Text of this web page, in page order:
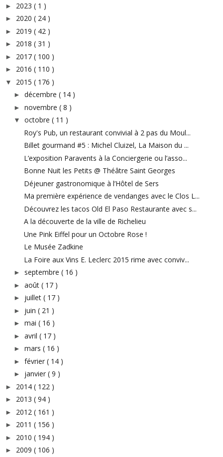
► 2023 ( 1 )
► 2020 ( 24 )
► 2019 ( 42 )
► 2018 ( 31 )
► 2017 ( 100 )
► 2016 ( 110 )
▼ 2015 ( 176 )
► décembre ( 14 )
► novembre ( 8 )
▼ octobre ( 11 )
Roy's Pub, un restaurant convivial à 2 pas du Moul...
Billet gourmand #5 : Michel Cluizel, La Maison du ...
L’exposition Paravents à la Conciergerie ou l’asso...
Bonne Nuit les Petits @ Théâtre Saint Georges
Déjeuner gastronomique à l’Hôtel de Sers
Ma première expérience de vendanges avec le Clos L...
Découvrez les tacos Old El Paso Restaurante avec s...
A la découverte de la ville de Richelieu
Une Pink Eiffel pour un Octobre Rose !
Le Musée Zadkine
La Foire aux Vins E. Leclerc 2015 rime avec conviv...
► septembre ( 16 )
► août ( 17 )
► juillet ( 17 )
► juin ( 21 )
► mai ( 16 )
► avril ( 17 )
► mars ( 16 )
► février ( 14 )
► janvier ( 9 )
► 2014 ( 122 )
► 2013 ( 94 )
► 2012 ( 161 )
► 2011 ( 156 )
► 2010 ( 194 )
► 2009 ( 106 )